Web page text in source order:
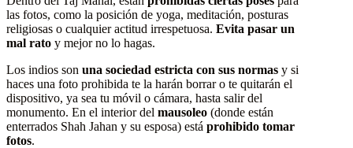
las fotos, como la posición de yoga, meditación, posturas
religiosas o cualquier actitud irrespetuosa. Evita pasar un
mal rato y mejor no lo hagas.
Los indios son una sociedad estricta con sus normas y si
haces una foto prohibida te la harán borrar o te quitarán el
dispositivo, ya sea tu móvil o cámara, hasta salir del
monumento. En el interior del mausoleo (donde están
enterrados Shah Jahan y su esposa) está prohibido tomar
fotos.